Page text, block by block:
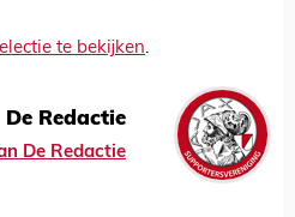
te bekijken.
De Redactie
De Redactie